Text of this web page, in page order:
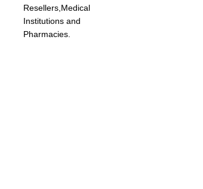
Resellers,Medical
Institutions and
Pharmacies.